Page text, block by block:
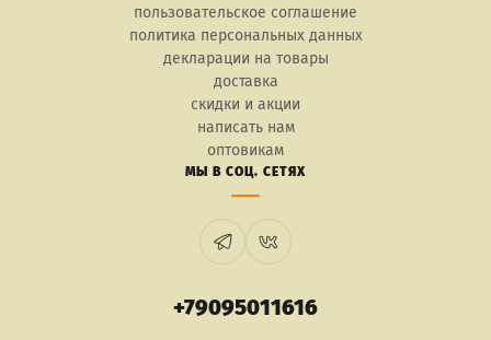
пользовательское соглашение
политика персональных данных
декларации на товары
доставка
скидки и акции
написать нам
оптовикам
МЫ В СОЦ. СЕТЯХ
+79095011616